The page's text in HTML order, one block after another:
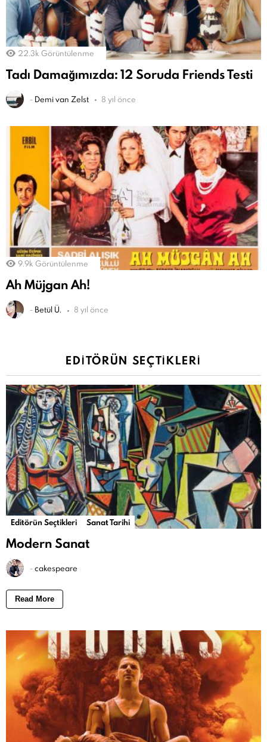
22.3k Görüntülenme
Tadı Damağımızda: 12 Soruda Friends Testi
- Demi van Zelst 8 yıl önce
9.9k Görüntülenme
Ah Müjgan Ah!
- Betül Ü. 8 yıl önce
EDITÖRÜN SEÇTIKLERI
Editörün Seçtikleri Sanat Tarihi
Modern Sanat
-cakespeare
Read More